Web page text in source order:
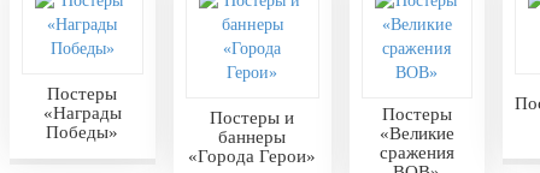
Постеры
«Награды
Победы»
Постеры и
баннеры
«Города Герои»
Постеры
«Великие
сражения